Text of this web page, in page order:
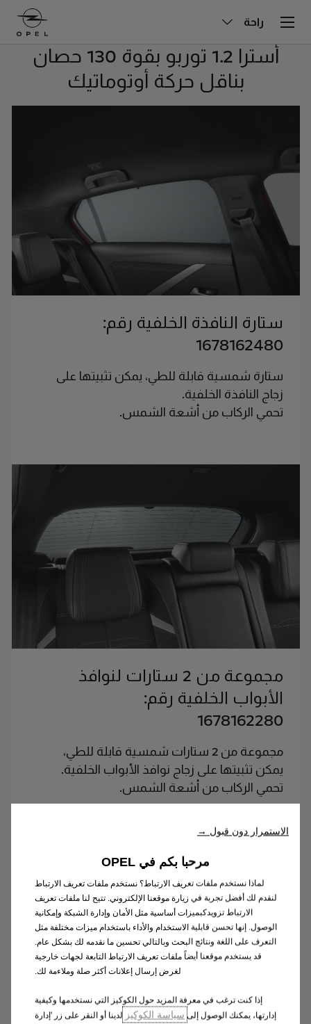
راحة
أسترا 1.2 توربو بقوة 130 حصان
بناقل حركة أوتوماتيك
ستارة النافذة الخلفية رقم:
1678162480
ستارة شمسية قابلة للطي، يمكن تثبيتها على
زجاج النافذة الخلفية.
تحمي الركاب من أشعة الشمس.
مجموعة من 2 ستارات لنوافذ
الأبواب الخلفية رقم:
1678162280
مجموعة من 2 ستارات شمسية قابلة للطي،
يمكن تثبيتها على زجاج نوافذ الأبواب الخلفية.
تحمي الركاب من أشعة الشمس.
بناقل حركة أوتوماتيك
الاستمرار دون قبول →
مرحبا بكم في OPEL
لماذا نستخدم ملفات تعريف الارتباط؟ نستخدم ملفات تعريف الارتباط
لنقدم لك أفضل تجربة في زيارة موقعنا الإلكتروني. تتيح لنا ملفات تعريف
الارتباط تزويدكبميزات أساسية مثل الأمان وإدارة الشبكة وإمكانية
الوصول. إنها تحسن قابلية الاستخدام والأداء باستخدام ميزات مختلفة مثل
التعرف على اللغة ونتائج البحث وبالتالي تحسين ما نقدمه لك بشكل عام.
قد يستخدم موقعنا أيضاً ملفات تعريف الارتباط التابعة لجهات خارجية
لغرض إرسال إعلانات أكثر صلة وملاءمة لك.
إذا كنت ترغب في معرفة المزيد حول الكوكيز التي نستخدمها وكيفية
إدارتها، يمكنك الوصول إلى سياسة الكوكيز لدينا أو النقر على زر 'إدارة